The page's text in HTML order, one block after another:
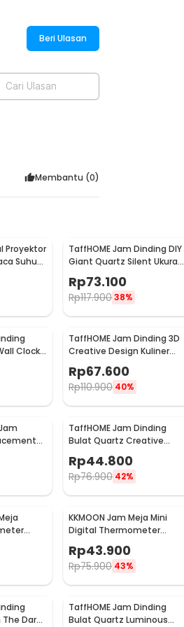
- PT-521
Beri Ulasan
Cari Ulasan
Membantu (0)
Proyektor
Suhu
TaffHOME Jam Dinding DIY
Giant Quartz Silent Ukuran
Besar 90-100cm - DIY-101
Rp73.100
Rp117.90038%
Clock
TaffHOME Jam Dinding 3D
Creative Design Kuliner
Sendok Garpu 30.5cm -
T6806
Rp67.600
Rp110.900 40%
-
TaffHOME Jam Dinding
Bulat Quartz Creative
Design Modern 29cm -
H6588
Rp44.800
Rp76.900 42%
- ZL20
KKMOON Jam Meja Mini
Digital Thermometer
Hygrometer Weather
Station - CX220
Rp43.900
Rp75.900 43%
The Dark
TaffHOME Jam Dinding
Bulat Quartz Luminous